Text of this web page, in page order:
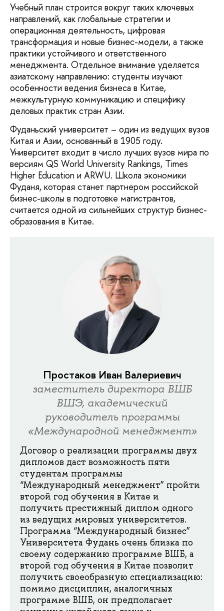
Учебный план строится вокруг таких ключевых
направлений, как глобальные стратегии и
операционная деятельность, цифровая
трансформация и новые бизнес-модели, а также
практики устойчивого и ответственного
менеджмента. Отдельное внимание уделяется
азиатскому направлению: студенты изучают
особенности ведения бизнеса в Китае,
межкультурную коммуникацию и специфику
деловых практик стран Азии.
Фуданьский университет – один из ведущих вузов
Китая и Азии, основанный в 1905 году.
Университет входит в число лучших вузов мира по
версиям QS World University Rankings, Times
Higher Education и ARWU. Школа экономики
Фуданя, которая станет партнером российской
бизнес-школы в подготовке магистрантов,
считается одной из сильнейших структур бизнес-
образования в Китае.
Простаков Иван Валериевич
заместитель директора ВШБ
ВШЭ, академический
руководитель программы
«Международной менеджмент»
Договор о реализации программы двух
дипломов даст возможность пяти
студентам программы
“Международный менеджмент” пройти
второй год обучения в Китае и
получить престижный диплом одного
из ведущих мировых университетов.
Программа “Международный бизнес”
Университета Фудань очень близка по
своему содержанию программе ВШБ, а
второй год обучения в Китае позволит
получить своеобразную специализацию:
помимо дисциплин, аналогичных
программе ВШБ, он предполагает